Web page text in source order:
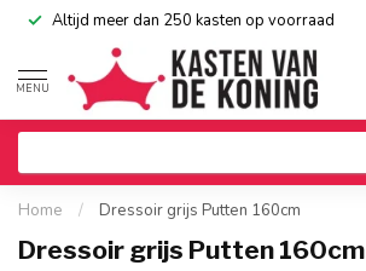
Altijd meer dan 250 kasten op voorraad
MENU
Home / Dressoir grijs Putten 160cm
Dressoir grijs Putten 160cm